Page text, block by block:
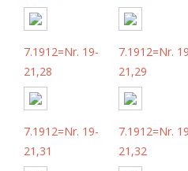
7.1912=Nr. 19-
21,28
7.1912=Nr.
21,29
7.1912=Nr. 19-
21,31
7.1912=Nr.
21,32